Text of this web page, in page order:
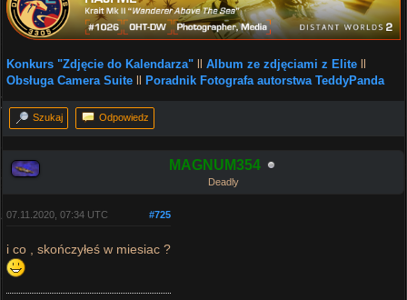
Konkurs "Zdjęcie do Kalendarza" llAlbum ze zdjęciami z Elite
Obsługa Camera Suite
Poradnik Fotografa autorstwa TeddyPanda
Szukaj Odpowiedz
MAGNUM354
Deadly
#725
07.11.2020, 07:34 UTC
i co , skończyłeś w miesiac ?